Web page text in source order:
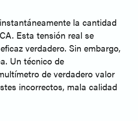
la cantidad
Esta tensión real se
verdadero. Sin embargo,
Un técnico de
de verdadero valor
incorrectos, mala calidad